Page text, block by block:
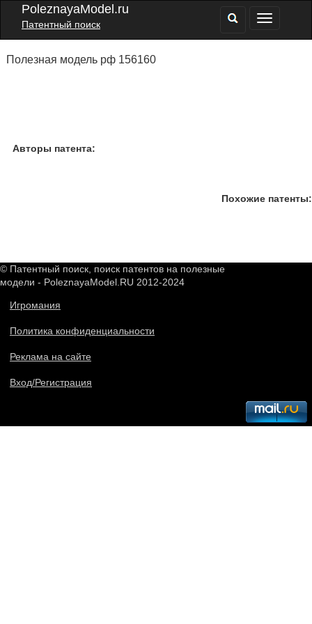
PoleznayaModel.ru
Патентный поиск
Полезная модель рф 156160
Авторы патента:
Похожие патенты:
© Патентный поиск, поиск патентов на полезные
модели - PoleznayaModel.RU 2012-2024
Игромания
Политика конфиденциальности
Реклама на сайте
Вход/Регистрация